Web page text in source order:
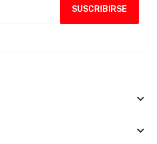
keyboard_arrow_down
keyboard_arrow_down